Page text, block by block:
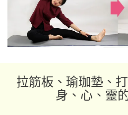
拉筋板、瑜珈墊、
身、心、靈